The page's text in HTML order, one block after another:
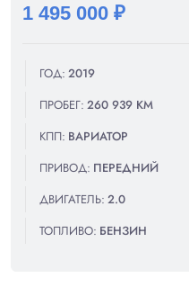
1 495 000 ₽
ГОД: 2019
ПРОБЕГ: 260 939 КМ
КПП: ВАРИАТОР
ПРИВОД: ПЕРЕДНИЙ
ДВИГАТЕЛЬ: 2.0
ТОПЛИВО: БЕНЗИН